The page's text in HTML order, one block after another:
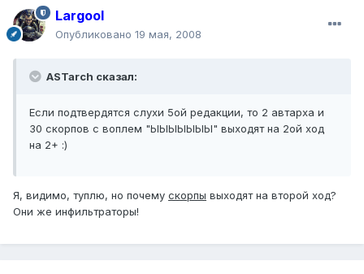
Largool
Опубликовано 19 мая, 2008
ASTarch сказал:
Если подтвердятся слухи 5ой редакции, то 2 автарха и
30 скорпов с воплем "ЫЫЫЫЫЫЫ" выходят на 2ой ход
на 2+ :)
Я, видимо, туплю, но почему скорпы выходят на второй ход?
Они же инфильтраторы!